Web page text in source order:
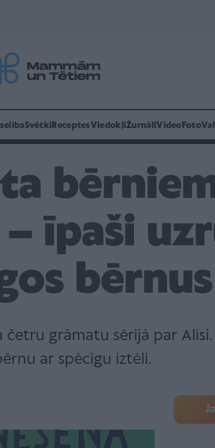
Svētki ReceptesViedokļiŽurnāliVideo Foto
īpaši
bērnus
četru grāmatu sērijā par
ar spēcīgu iztēli.